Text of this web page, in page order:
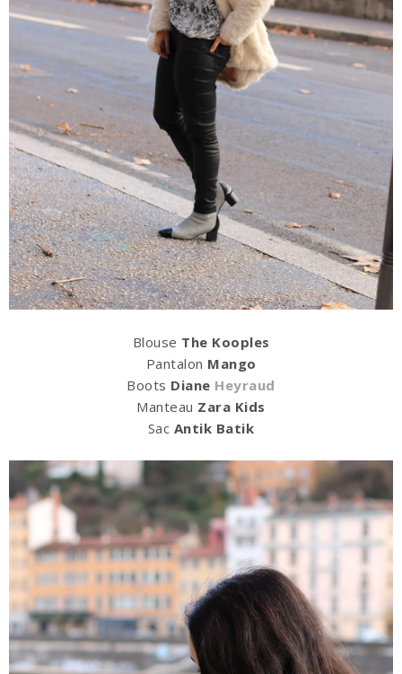
Blouse The Kooples
Pantalon Mango
Boots Diane Heyraud
Manteau Zara Kids
Sac Antik Batik